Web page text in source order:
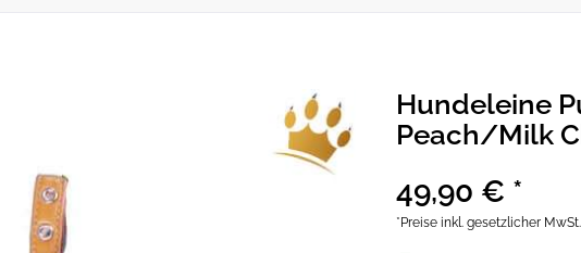
Hundeleine
Peach/Milk
49,90 € *
*Preise inkl. gesetzlicher